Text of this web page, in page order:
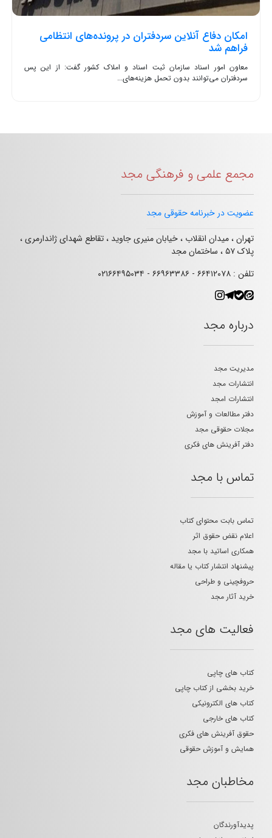
امکان دفاع آنلاین سردفتران در پرونده‌های انتظامی
فراهم شد
معاون امور اسناد سازمان ثبت اسناد و املاک کشور گفت: از این پس
سردفتران می‌توانند بدون تحمل هزینه‌های...
مجمع علمی و فرهنگی مجد
عضویت در خبرنامه حقوقی مجد
تهران ، میدان انقلاب ، خیابان منیری جاوید ، تقاطع شهدای ژاندارمری ،
پلاک ۵۷ ، ساختمان مجد
تلفن : ۶۶۴۱۲۰۷۸ - ۶۶۹۶۳۳۸۶ - ۰۲۱۶۶۴۹۵۰۳۴
درباره مجد
مدیریت مجد
انتشارات مجد
انتشارات امجد
دفتر مطالعات و آموزش
مجلات حقوقی مجد
دفتر آفرینش های فکری
تماس با مجد
تماس بابت محتوای کتاب
اعلام نقض حقوق اثر
همکاری اساتید با مجد
پیشنهاد انتشار کتاب یا مقاله
حروفچینی و طراحی
خرید آثار مجد
فعالیت های مجد
کتاب های چاپی
خرید بخشی از کتاب چاپی
کتاب های الکترونیکی
کتاب های خارجی
حقوق آفرینش های فکری
همایش و آموزش حقوقی
مخاطبان مجد
پدیدآورندگان